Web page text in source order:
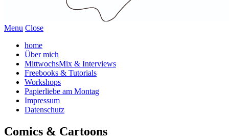
Menu Close
home
Über mich
MittwochsMix & Interviews
Freebooks & Tutorials
Workshops
Papierliebe am Montag
Impressum
Datenschutz
Comics & Cartoons